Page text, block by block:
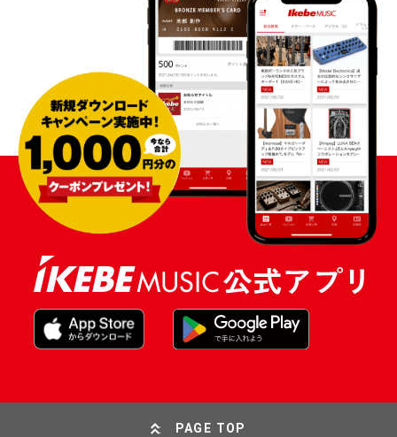
PAGE TOP